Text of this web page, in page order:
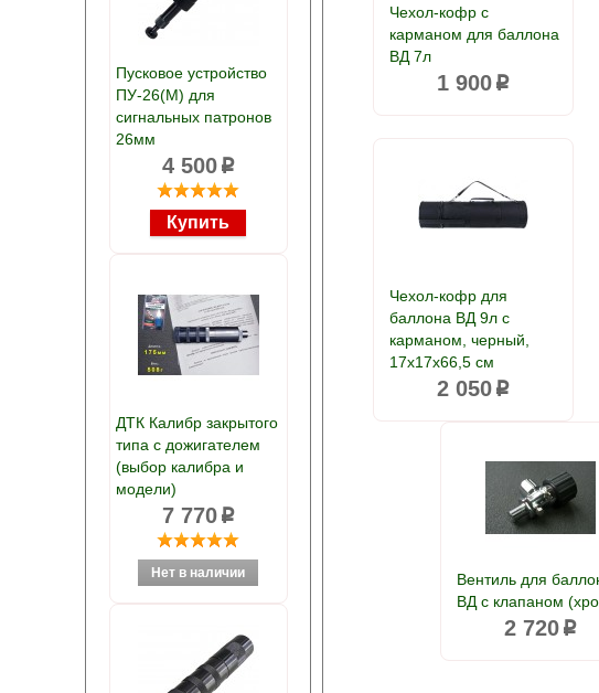
Пусковое устройство
ПУ-26(М) для
сигнальных патронов
26мм
4 500p
ДТК Калибр закрытого
типа с дожигателем
(выбор калибра и
модели)
7 770p
Чехол-кофр с
карманом для баллона
ВД 7л
1 900 p
Чехол-кофр для
баллона ВД 9л с
карманом, черный,
17x17x66,5 см
2 050 p
Вентиль для
ВД с клапаном
2 720 p